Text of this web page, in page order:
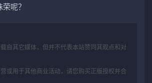
呢？
自其它媒体，但并不代表本站赞同其观点和对
或用于其他商业活动，请您购买正版授权并合